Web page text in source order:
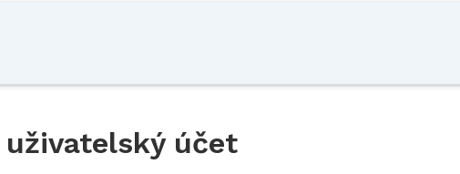
uživatelský účet